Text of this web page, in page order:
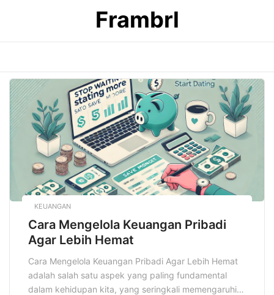
Frambrl
KEUANGAN
Cara Mengelola Keuangan Pribadi
Agar Lebih Hemat
Cara Mengelola Keuangan Pribadi Agar Lebih Hemat
adalah salah satu aspek yang paling fundamental
dalam kehidupan kita, yang seringkali memengaruhi